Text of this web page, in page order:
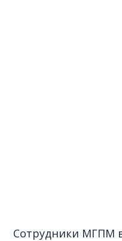
Сотрудники МГПМ